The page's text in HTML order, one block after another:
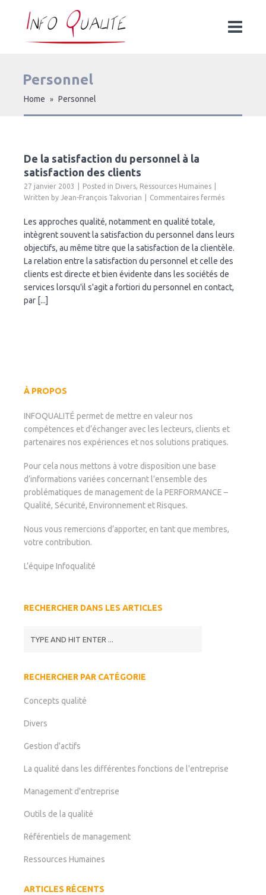
Personnel
Home » Personnel
De la satisfaction du personnel à la
satisfaction des clients
27 janvier 2003 Posted in Divers, Ressources Humaines
Written by Jean-François Takvorian Commentaires ferméssur
du
personnel
à
la
satisfaction
Les approches qualité, notamment en qualité totale,
intègrent souvent la satisfaction du personnel dans leurs
objectifs, au même titre que la satisfaction de la clientèle.
La relation entre la satisfaction du personnel et celle des
clients est directe et bien évidente dans les sociétés de
services lorsqu'il s'agit a fortiori du personnel en contact,
par [...]
À PROPOS
INFOQUALITÉ permet de mettre en valeur nos
compétences et d’échanger avec les lecteurs, clients et
partenaires nos expériences et nos solutions pratiques.
Pour cela nous mettons à votre disposition une base
d’informations variées concernant l’ensemble des
problématiques de management de la PERFORMANCE –
Qualité, Sécurité, Environnement et Risques.
Nous vous remercions d’apporter, en tant que membres,
votre contribution.
L’équipe Infoqualité
RECHERCHER DANS LES ARTICLES
RECHERCHER PAR CATÉGORIE
Concepts qualité
Divers
Gestion d'actifs
La qualité dans les différentes fonctions de l'entreprise
Management d'entreprise
Outils de la qualité
Référentiels de management
Ressources Humaines
ARTICLES RÉCENTS